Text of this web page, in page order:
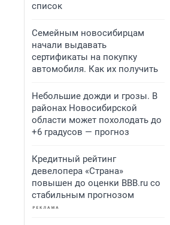
список
Семейным новосибирцам
начали выдавать
сертификаты на покупку
автомобиля. Как их получить
Небольшие дожди и грозы. В
районах Новосибирской
области может похолодать до
+6 градусов — прогноз
Кредитный рейтинг
девелопера «Страна»
повышен до оценки BBB.ru со
стабильным прогнозом